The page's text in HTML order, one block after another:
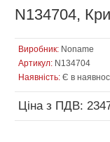
N134704,
Виробник: Noname
Артикул: N134704
Наявність: Є в
Ціна з ПДВ: